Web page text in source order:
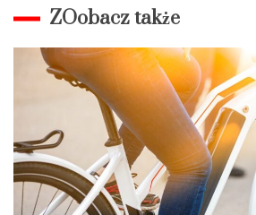
ZOobacz także